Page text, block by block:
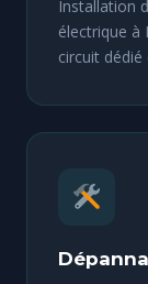
Installation
électrique à
circuit dédié